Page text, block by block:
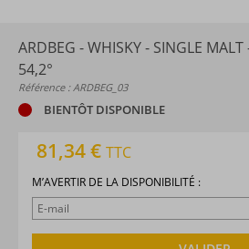
ARDBEG - WHISKY - SINGLE
54,2°
Référence : ARDBEG_03
BIENTÔT DISPONIBLE
81,34 € TTC
M’AVERTIR DE LA DISPONIBILITÉ :